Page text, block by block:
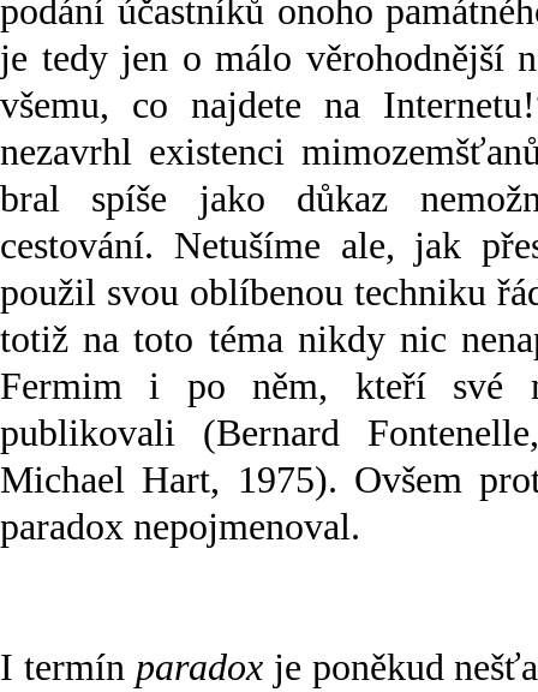
podání účastníků onoho
je tedy jen o málo věrohodnější
všemu, co najdete na
nezavrhl existenci
bral spíše jako důkaz
cestování. Netušíme ale, jak
použil svou oblíbenou techniku
totiž na toto téma nikdy nic
Fermim i po něm, kteří své
publikovali (Bernard
Michael Hart, 1975). Ovšem
paradox nepojmenoval.
I termín paradoxje poněkud